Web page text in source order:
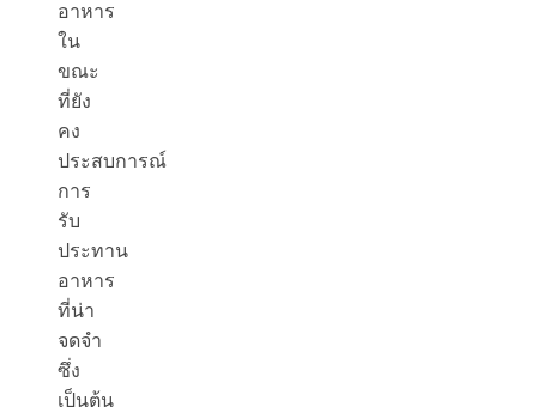
อาหาร
ใน
ขณะ
ที่ยัง
คง
ประสบการณ์
การ
รับ
ประทาน
อาหาร
ที่น่า
จดจำ
ซึ่ง
เป็นต้น